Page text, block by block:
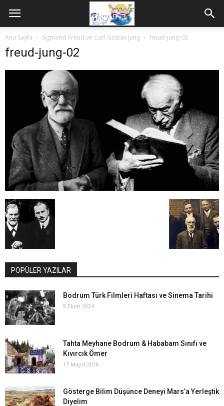
Ana Sayfa Sigmund Freud ve Carl Gustav Jung freud-jung-02
freud-jung-02
POPÜLER YAZILAR
Bodrum Türk Filmleri Haftası ve Sinema Tarihi
9 Ekim 2024
Tahta Meyhane Bodrum & Hababam Sınıfı ve
Kıvırcık Ömer
17 Mayıs 2018
Gösterge Bilim Düşünce Deneyi Mars’a Yerleştik
Diyelim